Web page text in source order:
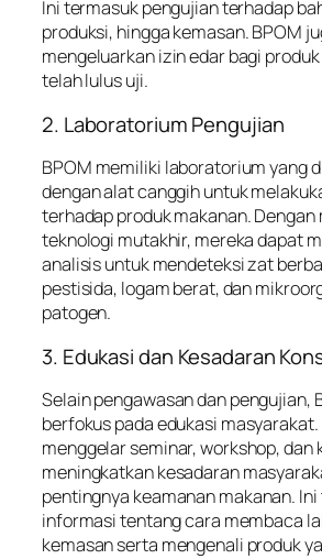
Ini termasuk pengujian terhadap
produksi, hingga kemasan. BPOM
mengeluarkan izin edar bagi
telah lulus uji.
2. Laboratorium Pengujian
BPOM memiliki laboratorium yang
dengan alat canggih untuk
terhadap produk makanan.
teknologi mutakhir, mereka dapat
analisis untuk mendeteksi zat
pestisida, logam berat, dan
patogen.
3. Edukasi dan Kesadaran
Selain pengawasan dan pengujian,
berfokus pada edukasi
menggelar seminar, workshop, dan
meningkatkan kesadaran
pentingnya keamanan makanan.
informasi tentang cara membaca
kemasan serta mengenali produk